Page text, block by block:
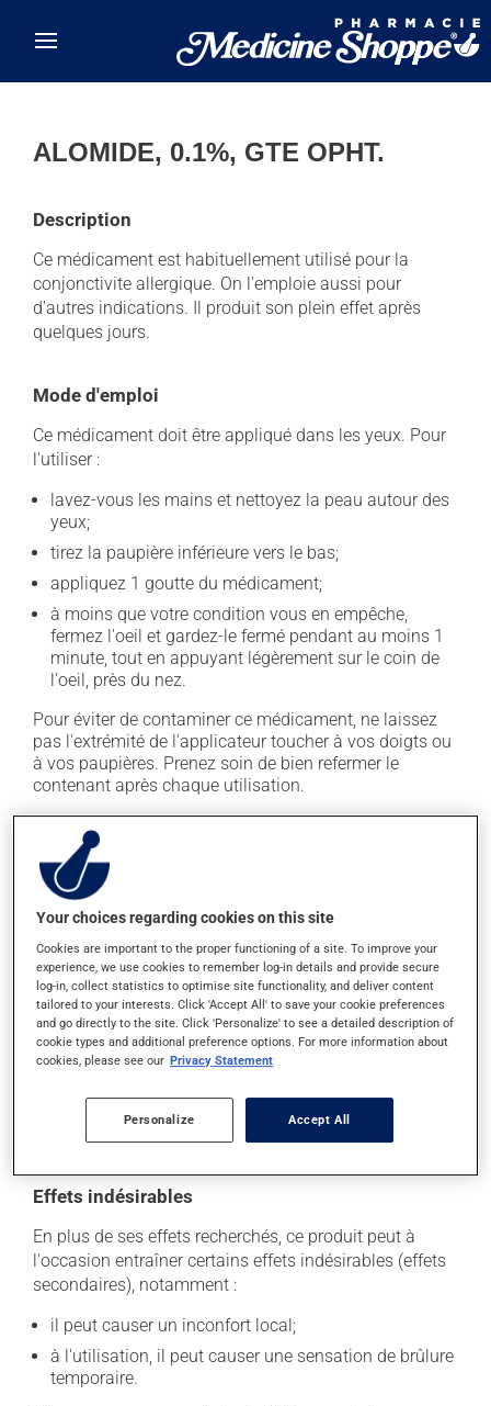
ALOMIDE, 0.1%, GTE OPHT.
Description
Ce médicament est habituellement utilisé pour la
conjonctivite allergique. On l'emploie aussi pour
d'autres indications. Il produit son plein effet après
quelques jours.
Mode d'emploi
Ce médicament doit être appliqué dans les yeux. Pour
l'utiliser :
lavez-vous les mains et nettoyez la peau autour des
yeux;
tirez la paupière inférieure vers le bas;
appliquez 1 goutte du médicament;
à moins que votre condition vous en empêche,
fermez l'oeil et gardez-le fermé pendant au moins 1
minute, tout en appuyant légèrement sur le coin de
l'oeil, près du nez.
Pour éviter de contaminer ce médicament, ne laissez
pas l'extrémité de l'applicateur toucher à vos doigts ou
à vos paupières. Prenez soin de bien refermer le
contenant après chaque utilisation.
En règle générale, on utilise ce produit quatre fois par
jour. Il est possible que votre pharmacien vous ait
indiqué un horaire différent qui est plus approprié pour
vous. Il est important de respecter la posologie inscrite
sur l'étiquette. N'en utilisez pas plus, ni plus souvent
qu'indiqué.
Pour maintenir ses effets bénéfiques, il doit être utilisé
de façon régulière et continue. Assurez-vous de ne
jamais en manquer. Si vous oubliez une dose,
appliquez-la dès que vous y pensez. S'il est presque
tomber celle que vous avez oubliée. N'en appliquez pas
Effets indésirables
En plus de ses effets recherchés, ce produit peut à
l'occasion entraîner certains effets indésirables (effets
secondaires), notamment :
il peut causer un inconfort local;
à l'utilisation, il peut causer une sensation de brûlure
temporaire.
Your choices regarding cookies on this site
Cookies are important to the proper functioning of a site. To improve your
experience, we use cookies to remember log-in details and provide secure
log-in, collect statistics to optimise site functionality, and deliver content
tailored to your interests. Click 'Accept All' to save your cookie preferences
and go directly to the site. Click 'Personalize' to see a detailed description of
cookie types and additional preference options. For more information about
cookies, please see our Privacy Statement
Personalize Accept All